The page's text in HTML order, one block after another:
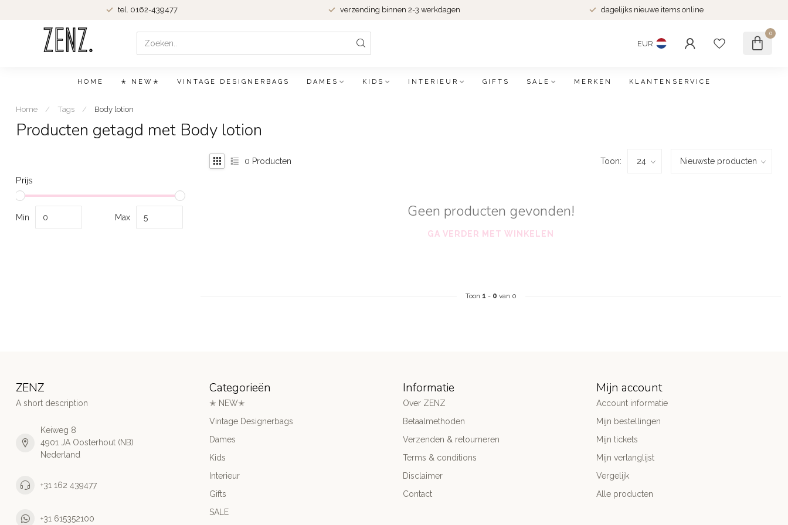
tel. 0162-439477 verzending binnen 2-3 werkdagen dagelijks nieuwe items online
EUR
0
HOME ✭ NEW✭ VINTAGE DESIGNERBAGS DAMES KIDS INTERIEUR GIFTS SALE MERKEN KLANTENSERVICE
Home / Tags / Body lotion
Producten getagd met Body lotion
Prijs
Min Max
0 Producten Toon:
Geen producten gevonden!
GA VERDER MET WINKELEN
Toon 1 - 0 van 0
ZENZ
A short description
Keiweg 8
4901 JA Oosterhout (NB)
Nederland
+31 162 439477
+31 615352100
Categorieën
✭ NEW✭
Vintage Designerbags
Dames
Kids
Interieur
Gifts
SALE
Informatie
Over ZENZ
Betaalmethoden
Verzenden & retourneren
Terms & conditions
Disclaimer
Contact
Mijn account
Account informatie
Mijn bestellingen
Mijn tickets
Mijn verlanglijst
Vergelijk
Alle producten